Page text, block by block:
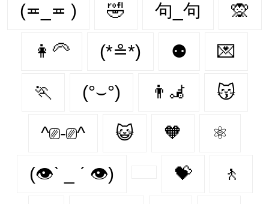
(≖_≖ ) 🤣 句_句 🙊
👩‍🦳 (*≗*) ⚉ 💌
🏃‍ (°⌣°) 👨‍🦼‍️ 😽
^⎚-⎚^ 😺 🧡 ⚛
(👁ˋ _ ˊ 👁) 💝 🚶‍